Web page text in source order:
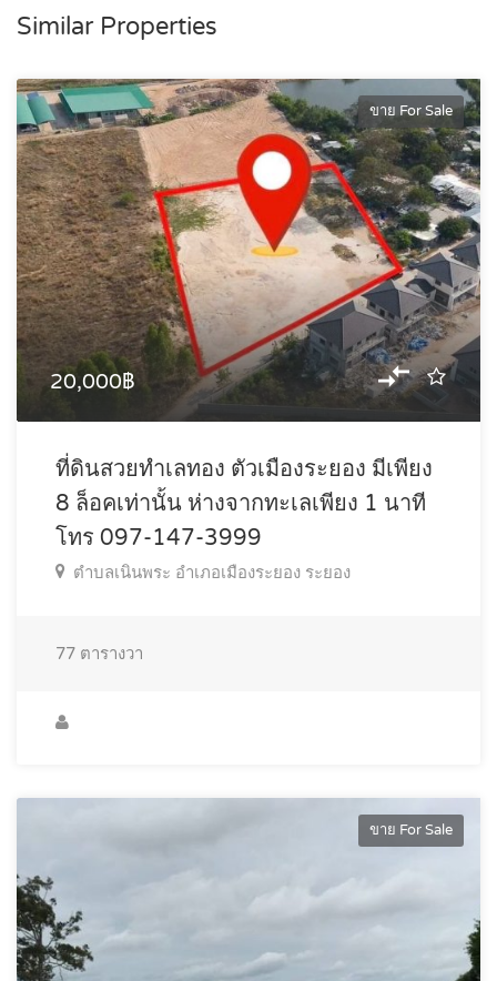
Similar Properties
ขาย For Sale
20,000฿
ที่ดินสวยทำเลทอง ตัวเมืองระยอง มีเพียง
8 ล็อคเท่านั้น ห่างจากทะเลเพียง 1 นาที
โทร 097-147-3999
ตำบลเนินพระ อำเภอเมืองระยอง ระยอง
77 ตารางวา
ขาย For Sale